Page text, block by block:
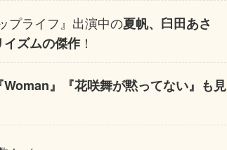
プライフ』出演中の夏帆、臼田あさ
ズムの傑作！
『Woman』『花咲舞が黙ってない』も見